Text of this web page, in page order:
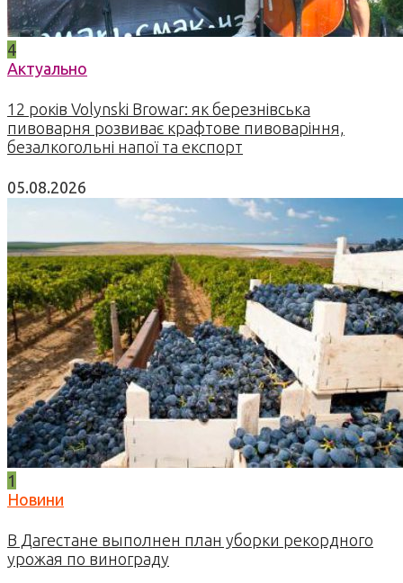
4
Актуально
12 років Volynski Browar: як березнівська
пивоварня розвиває крафтове пивоваріння,
безалкогольні напої та експорт
05.08.2026
1
Новини
В Дагестане выполнен план уборки рекордного
урожая по винограду